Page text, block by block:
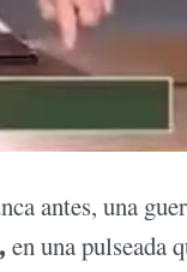
antes, una
en una pulseada